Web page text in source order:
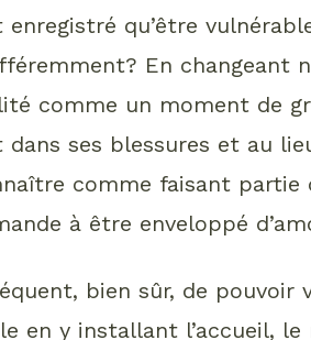
enregistré qu’être
En changeant
comme un moment de
dans ses blessures et au
comme faisant
à être enveloppé
bien sûr, de pouvoir
en y installant l’accueil,